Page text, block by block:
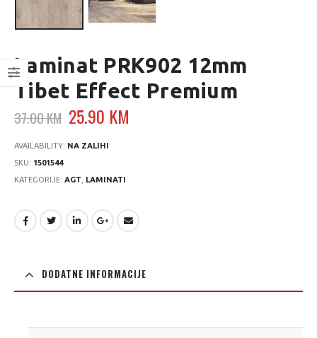
Laminat PRK902 12mm
Tibet Effect Premium
37.00KM Original
price
was:
25.90 KM
AVAILABILITY: NA ZALIHI
SKU: 1501544
KATEGORIJE: AGT LAMINATI
DODATNE INFORMACIJE